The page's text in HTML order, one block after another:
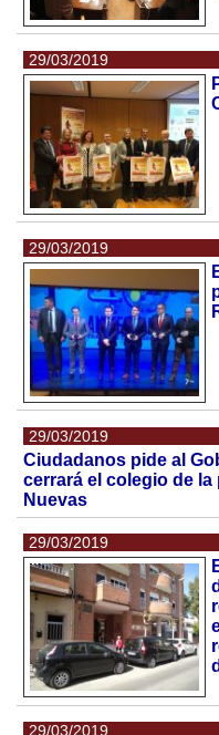
29/03/2019
29/03/2019
29/03/2019
Ciudadanos pide al
cerrará el colegio de
Nuevas
29/03/2019
29/03/2019